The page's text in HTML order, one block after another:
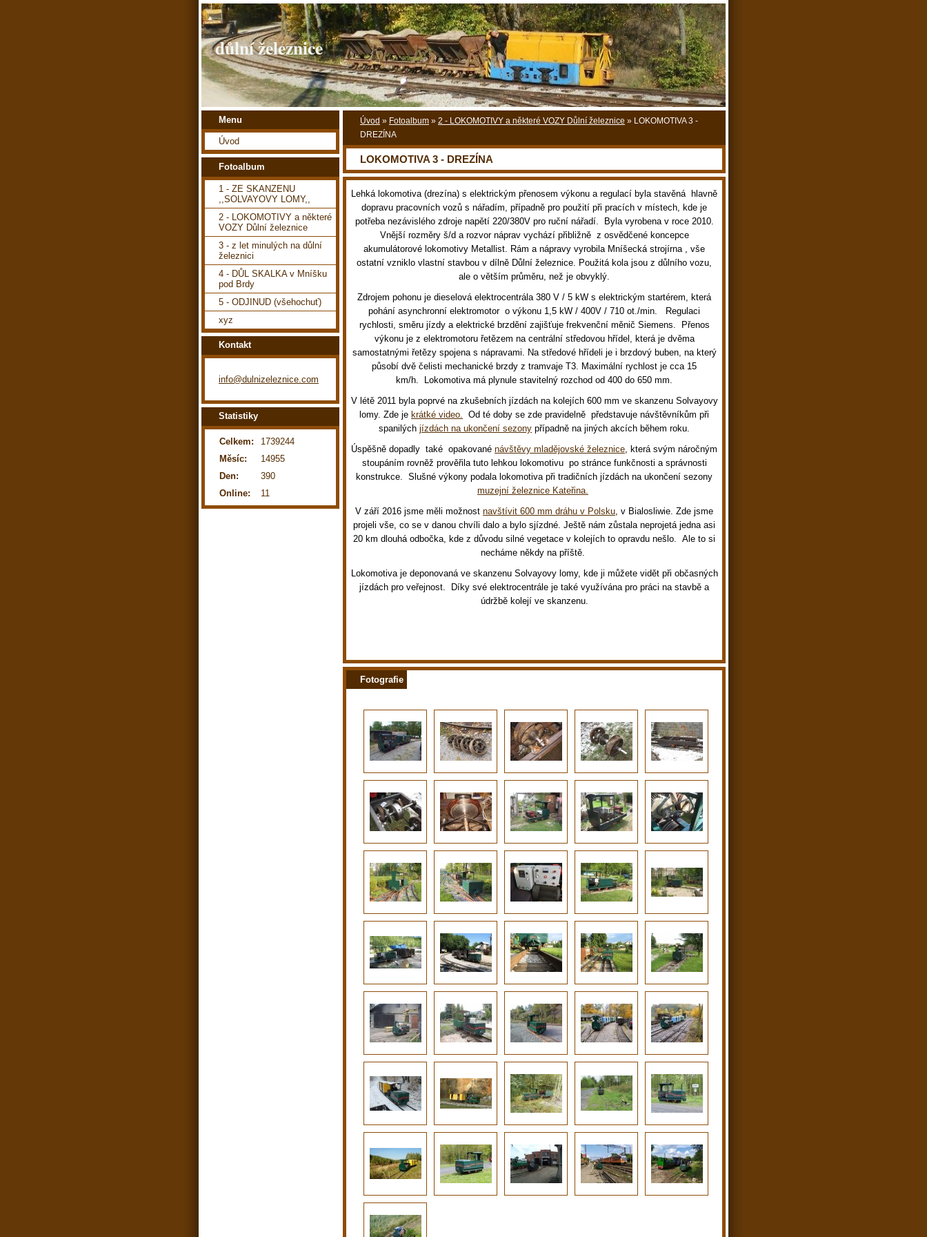
důlní železnice
Úvod » Fotoalbum » 2 - LOKOMOTIVY a některé VOZY Důlní železnice »
LOKOMOTIVA 3 -
DREZÍNA
LOKOMOTIVA 3 - DREZÍNA
Lehká lokomotiva (drezína) s elektrickým přenosem výkonu a regulací byla stavěná hlavně
dopravu pracovních vozů s nářadím, případně pro použití při pracích v místech, kde je
potřeba nezávislého zdroje napětí 220/380V pro ruční nářadí. Byla vyrobena v roce 2010.
Vnější rozměry š/d a rozvor náprav vychází přibližně z osvědčené koncepce
akumulátorové lokomotivy Metallist. Rám a nápravy vyrobila Mníšecká strojírna , vše
ostatní vzniklo vlastní stavbou v dílně Důlní železnice. Použitá kola jsou z důlního vozu,
ale o větším průměru, než je obvyklý.
Zdrojem pohonu je dieselová elektrocentrála 380 V / 5 kW s elektrickým startérem, která
pohání asynchronní elektromotor o výkonu 1,5 kW / 400V / 710 ot./min. Regulaci
rychlosti, směru jízdy a elektrické brzdění zajišťuje frekvenční měnič Siemens. Přenos
výkonu je z elektromotoru řetězem na centrální středovou hřídel, která je dvěma
samostatnými řetězy spojena s nápravami. Na středové hřídeli je i brzdový buben, na který
působí dvě čelisti mechanické brzdy z tramvaje T3. Maximální rychlost je cca 15
km/h. Lokomotiva má plynule stavitelný rozchod od 400 do 650 mm.
V létě 2011 byla poprvé na zkušebních jízdách na kolejích 600 mm ve skanzenu Solvayovy
lomy. Zde je krátké video. Od té doby se zde pravidelně představuje návštěvníkům při
spanilých jízdách na ukončení sezony případně na jiných akcích během roku.
Úspěšně dopadly také opakované návštěvy mladějovské železnice, která svým náročným
stoupáním rovněž prověřila tuto lehkou lokomotivu po stránce funkčnosti a správnosti
konstrukce. Slušné výkony podala lokomotiva při tradičních jízdách na ukončení sezony
muzejní železnice Kateřina.
V září 2016 jsme měli možnost navštívit 600 mm dráhu v Polsku, v Bialosliwie. Zde jsme
projeli vše, co se v danou chvíli dalo a bylo sjízdné. Ještě nám zůstala neprojetá jedna asi
20 km dlouhá odbočka, kde z důvodu silné vegetace v kolejích to opravdu nešlo. Ale to si
necháme někdy na příště.
Lokomotiva je deponovaná ve skanzenu Solvayovy lomy, kde ji můžete vidět při občasných
jízdách pro veřejnost. Díky své elektrocentrále je také využívána pro práci na stavbě a
údržbě kolejí ve skanzenu.
Fotografie
Menu
Úvod
Fotoalbum
1 - ZE SKANZENU
,,SOLVAYOVY LOMY,,
2 - LOKOMOTIVY a některé
VOZY Důlní železnice
3 - z let minulých na důlní
železnici
4 - DŮL SKALKA v Mníšku
pod Brdy
5 - ODJINUD (všehochuť)
xyz
Kontakt
info@dulnizeleznice.com
Statistiky
Online: 11
Celkem:
1739244
Měsíc:
14955
Den:
390